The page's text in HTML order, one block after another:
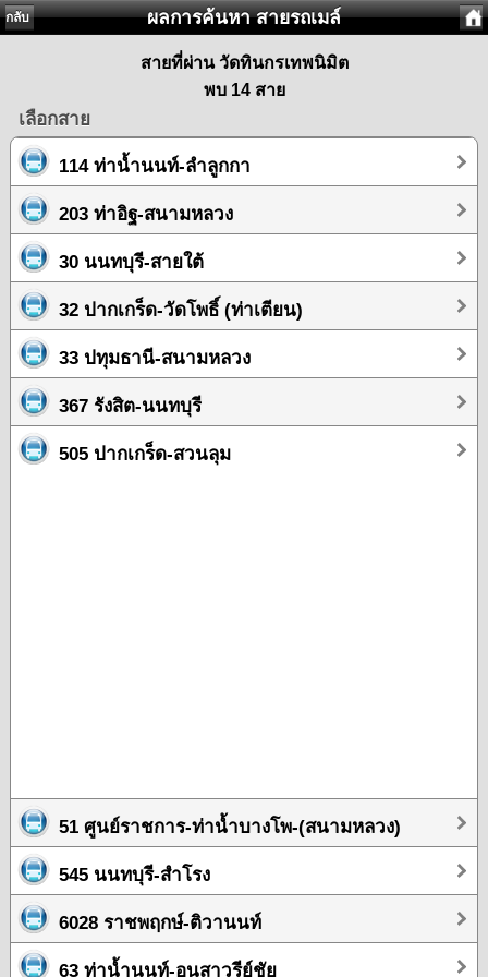
กลับ ผลการค้นหา สายรถเมล์
สายที่ผ่าน วัดทินกรเทพนิมิต
พบ 14 สาย
เลือกสาย
114 ท่าน้ำนนท์-ลำลูกกา
203 ท่าอิฐ-สนามหลวง
30 นนทบุรี-สายใต้
32 ปากเกร็ด-วัดโพธิ์ (ท่าเตียน)
33 ปทุมธานี-สนามหลวง
367 รังสิต-นนทบุรี
505 ปากเกร็ด-สวนลุม
51 ศูนย์ราชการ-ท่าน้ำบางโพ-(สนามหลวง)
545 นนทบุรี-สำโรง
6028 ราชพฤกษ์-ติวานนท์
63 ท่าน้ำนนท์-อนุสาวรีย์ชัย